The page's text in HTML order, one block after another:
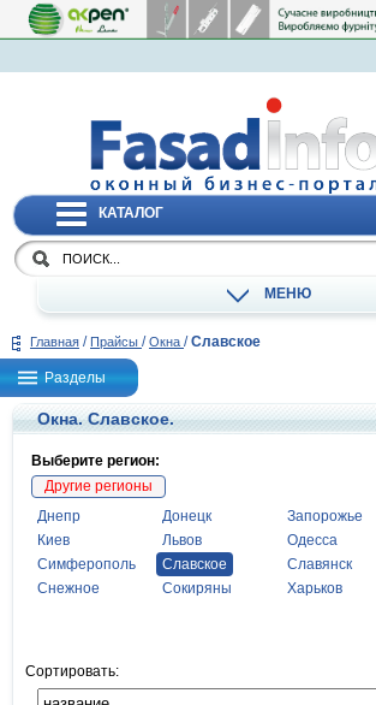
КАТАЛОГ
МЕНЮ
Главная / Прайсы / Окна / Славское
Разделы
Окна. Славское.
Выберите регион:
Другие регионы
Днепр
Донецк
Запорожье
Киев
Львов
Одесса
Симферополь
Славское
Славянск
Снежное
Сокиряны Харьков
Сортировать: